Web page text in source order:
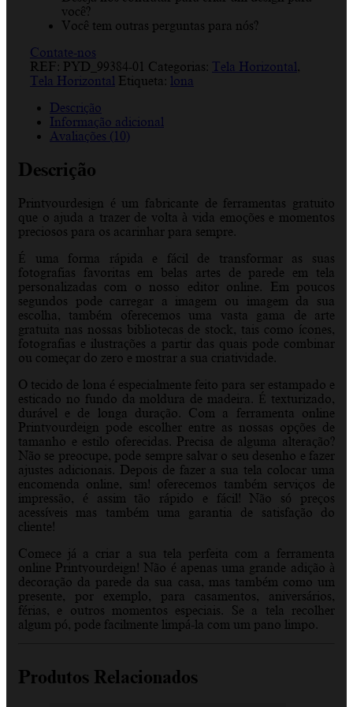
você?
Você tem outras perguntas para nós?
Contate-nos
REF: PYD_99384-01 Categorias: Tela Horizontal,
Tela Horizontal Etiqueta: lona
Descrição
Informação adicional
Avaliações (10)
Descrição
Printyourdesign é um fabricante de ferramentas gratuito
que o ajuda a trazer de volta à vida emoções e momentos
preciosos para os acarinhar para sempre.
É uma forma rápida e fácil de transformar as suas
fotografias favoritas em belas artes de parede em tela
personalizadas com o nosso editor online. Em poucos
segundos pode carregar a imagem ou imagem da sua
escolha, também oferecemos uma vasta gama de arte
gratuita nas nossas bibliotecas de stock, tais como ícones,
fotografias e ilustrações a partir das quais pode combinar
ou começar do zero e mostrar a sua criatividade.
O tecido de lona é especialmente feito para ser estampado e
esticado no fundo da moldura de madeira. É texturizado,
durável e de longa duração. Com a ferramenta online
Printyourdeign pode escolher entre as nossas opções de
tamanho e estilo oferecidas. Precisa de alguma alteração?
Não se preocupe, pode sempre salvar o seu desenho e fazer
ajustes adicionais. Depois de fazer a sua tela colocar uma
encomenda online, sim! oferecemos também serviços de
impressão, é assim tão rápido e fácil! Não só preços
acessíveis mas também uma garantia de satisfação do
cliente!
Comece já a criar a sua tela perfeita com a ferramenta
online Printyourdeign! Não é apenas uma grande adição à
decoração da parede da sua casa, mas também como um
presente, por exemplo, para casamentos, aniversários,
férias, e outros momentos especiais. Se a tela recolher
algum pó, pode facilmente limpá-la com um pano limpo.
Produtos Relacionados